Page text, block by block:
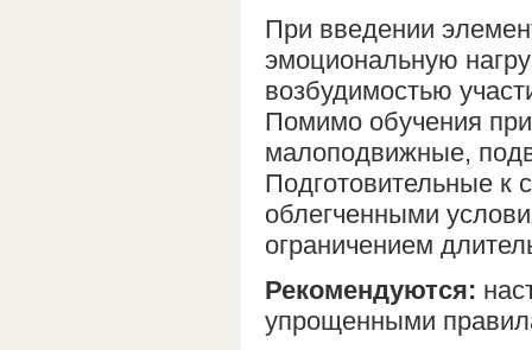
При введении
эмоциональную
возбудимостью
Помимо обучения
малоподвижные,
Подготовительные к
облегченными
ограничением
Рекомендуются:
упрощенными